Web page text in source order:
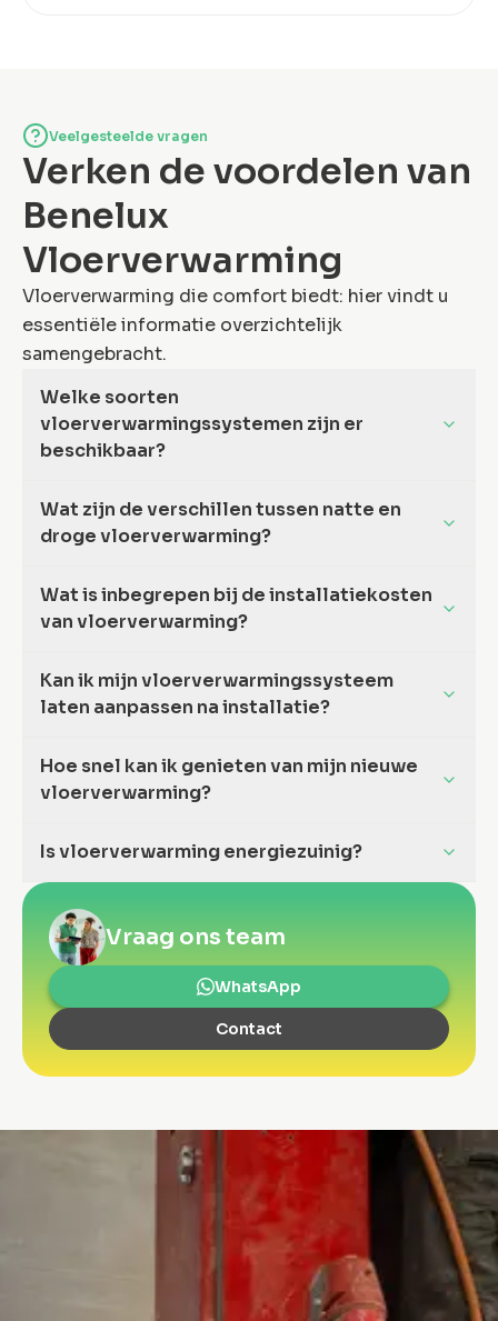
Veelgesteelde vragen
Verken de voordelen van
Benelux
Vloerverwarming
Vloerverwarming die comfort biedt: hier vindt u
essentiële informatie overzichtelijk
samengebracht.
Welke soorten
vloerverwarmingssystemen zijn er
beschikbaar?
Wat zijn de verschillen tussen natte en
droge vloerverwarming?
Wat is inbegrepen bij de installatiekosten
van vloerverwarming?
Kan ik mijn vloerverwarmingssysteem
laten aanpassen na installatie?
Hoe snel kan ik genieten van mijn nieuwe
vloerverwarming?
Is vloerverwarming energiezuinig?
Vraag ons team
WhatsApp
Contact